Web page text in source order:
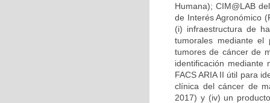
Humana); CIM@LAB
de Interés Agronómico
(i) infraestructura de
tumorales mediante el
tumores de cáncer de
identificación
FACS ARIA II útil para
clínica del cáncer de
2017) y (iv) un